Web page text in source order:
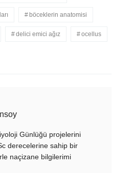
böceklerin anatomisi
delici emici ağız ocellus
Günlüğü projelerini
derecelerine sahip bir
naçizane bilgilerimi